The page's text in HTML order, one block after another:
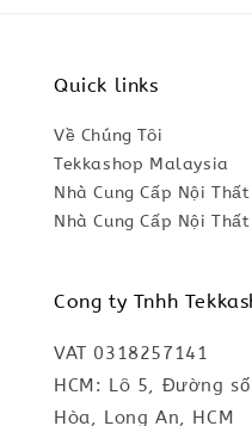
Quick links
Về Chúng Tôi
Tekkashop Malaysia
Nhà Cung Cấp Nội
Nhà Cung Cấp Nội
Cong ty Tnhh
VAT 0318257141
HCM: Lô 5, Đường
Hòa, Long An, HCM